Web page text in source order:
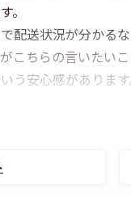
。
配送状況が分かる
こちらの言いたい
う安心感があります